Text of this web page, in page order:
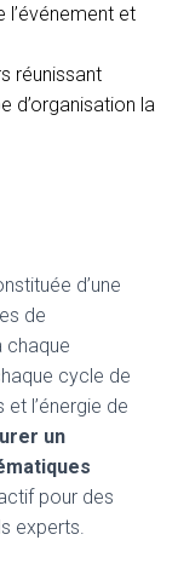
l’événement et
réunissant
d’organisation la
d’une
de
chaque
cycle de
l’énergie de
un
pour des
experts.